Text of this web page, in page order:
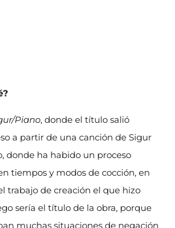
Piano, donde el título salió
a partir de una canción de Sigur
donde ha habido un proceso
tiempos y modos de cocción, en
trabajo de creación el que hizo
sería el título de la obra, porque
muchas situaciones de negación